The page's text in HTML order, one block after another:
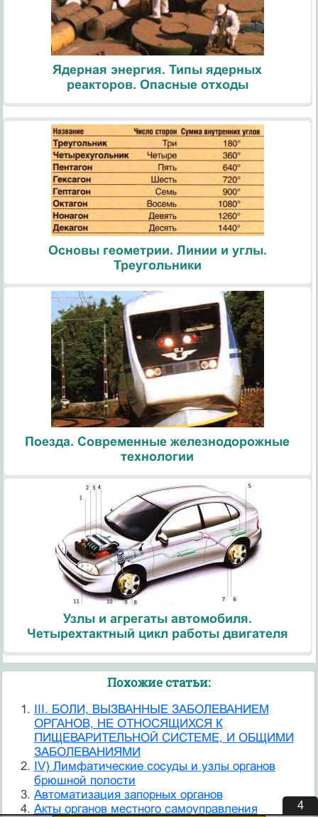
Ядерная энергия. Типы ядерных
реакторов. Опасные отходы
Основы геометрии. Линии и углы.
Треугольники
Поезда. Современные железнодорожные
технологии
Узлы и агрегаты автомобиля.
Четырехтактный цикл работы двигателя
Похожие статьи:
III. БОЛИ, ВЫЗВАННЫЕ ЗАБОЛЕВАНИЕМ
ОРГАНОВ, НЕ ОТНОСЯЩИХСЯ К
ПИЩЕВАРИТЕЛЬНОЙ СИСТЕМЕ, И ОБЩИМИ
ЗАБОЛЕВАНИЯМИ
IV) Лимфатические сосуды и узлы органов
брюшной полости
Автоматизация запорных органов
Акты органов местного самоуправления
3